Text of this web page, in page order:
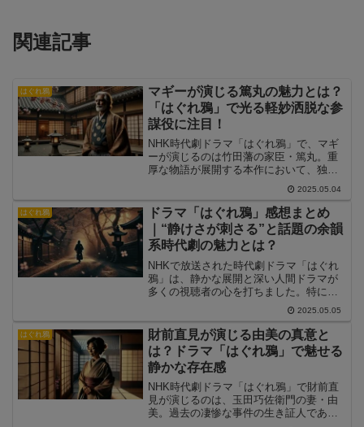
関連記事
はぐれ鴉
マギーが演じる篤丸の魅力とは？
「はぐれ鴉」で光る軽妙洒脱な参
謀役に注目！
NHK時代劇ドラマ「はぐれ鴉」で、マギ
ーが演じるのは竹田藩の家臣・篤丸。重
厚な物語が展開する本作において、独特
の言い回しと飄々とした立ち回りで緊張
を和らげ、物語に奥行きを与えるキャラ
クターです。この記事では、マギー演じ
る篤丸の役柄や物語内での立ち位置、そ
して時代劇で見せた演技の魅力について
詳しく紹介します。
2025.05.04
はぐれ鴉
ドラマ「はぐれ鴉」感想まとめ
｜“静けさが刺さる”と話題の余韻
系時代劇の魅力とは？
NHKで放送された時代劇ドラマ「はぐれ
鴉」は、静かな展開と深い人間ドラマが
多くの視聴者の心を打ちました。特に
「静けさがいい」「何も語らない演技に
泣けた」といった感想がSNSで多く投稿
され、回を追うごとに反響が広がってい
ます。本記事では、視聴者がどのような
感想を抱いたのか、印象的なポイントや
共感を集めた演出について丁寧に解説し
ていきます。
2025.05.05
はぐれ鴉
財前直見が演じる由美の真意と
は？ドラマ「はぐれ鴉」で魅せる
静かな存在感
NHK時代劇ドラマ「はぐれ鴉」で財前直
見が演じるのは、玉田巧佐衛門の妻・由
美。過去の凄惨な事件の生き証人であ